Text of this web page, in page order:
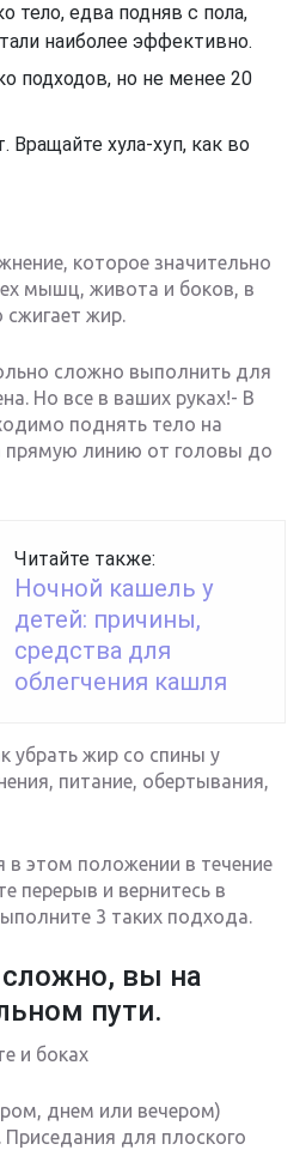
тело, едва подняв с пола,
наиболее эффективно.
подходов, но не менее 20
Вращайте хула-хуп, как во
которое значительно
мышц, живота и боков, в
жир.
сложно выполнить для
Но все в ваших руках!- В
поднять тело на
прямую линию от головы до
Читайте также:
Ночной кашель у
детей: причины,
средства для
облегчения кашля
убрать жир со спины у
питание, обертывания,
в этом положении в течение
перерыв и вернитесь в
3 таких подхода.
сложно, вы на
пути.
днем или вечером)
Приседания для плоского